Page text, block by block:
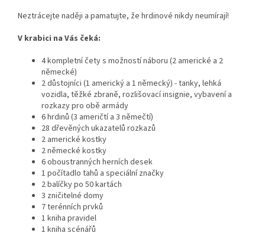
Neztrácejte naději a pamatujte, že hrdinové nikdy neumírají!
V krabici na Vás čeká:
4 kompletní čety s možností náboru (2 americké a 2
německé)
2 důstojníci (1 americký a 1 německý) - tanky, lehká
vozidla, těžké zbraně, rozlišovací insignie, vybavení a
rozkazy pro obě armády
6 hrdinů (3 američtí a 3 němečtí)
28 dřevěných ukazatelů rozkazů
2 americké kostky
2 německé kostky
6 oboustranných herních desek
1 počítadlo tahů a speciální značky
2 balíčky po 50 kartách
3 zničitelné domy
7 terénních prvků
1 kniha pravidel
1 kniha scénářů